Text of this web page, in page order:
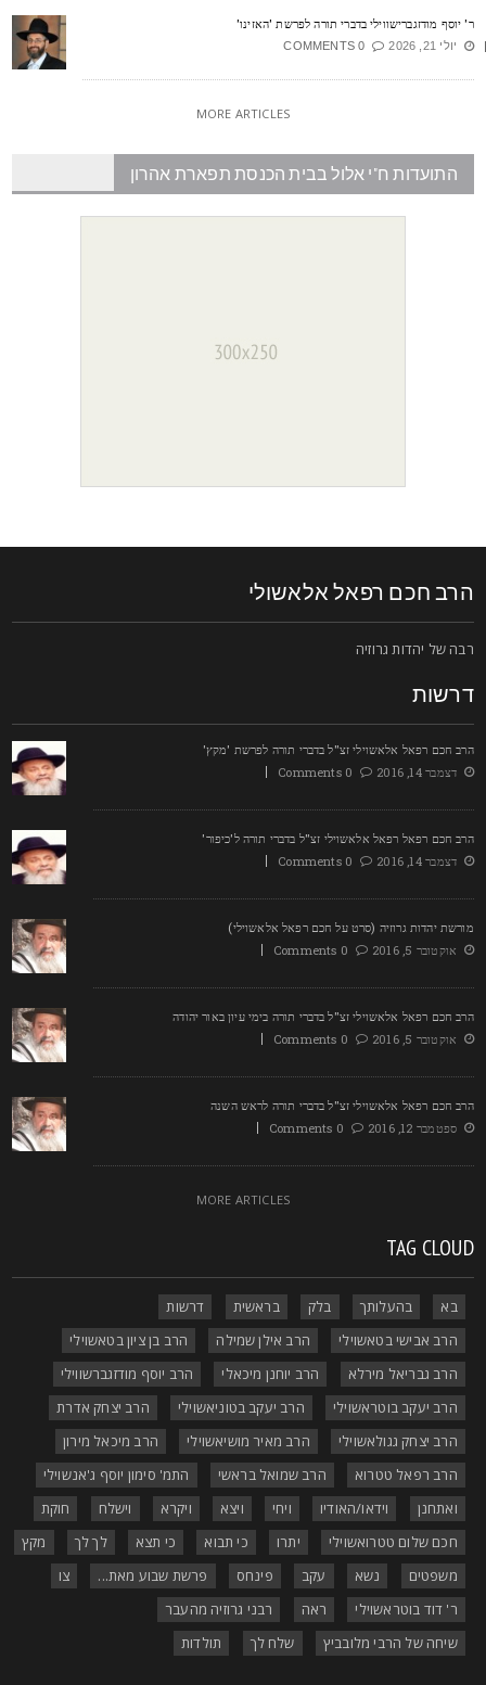
יוסף מודזגברישווילי בדברי תורה לפרשת 'האזינו'
יולי 21, 2026 0 COMMENTS
MORE ARTICLES
התועדות ח"י אלול בבית הכנסת תפארת אהרון
חכם רפאל אלאשולי
של יהדות גרוזיה
חכם רפאל אלאשוילי זצ"ל בדברי תורה לפרשת 'מקץ'
דצמבר 14, 2016
0 Comments
חכם רפאל רפאל אלאשוילי זצ"ל בדברי תורה ל'כיפור'
דצמבר 14, 2016
0 Comments
יהדות גרוזיה (סרט על חכם רפאל אלאשוילי)
אוקטובר 5, 2016
0 Comments
חכם רפאל אלאשוילי זצ"ל בדברי תורה בימי עיון באור יהודה
אוקטובר 5, 2016
0 Comments
חכם רפאל אלאשוילי זצ"ל בדברי תורה לראש השנה
ספטמבר 12, 2016
0 Comments
MORE ARTICLES
TAG
בא בהעלותך בלק בראשית
דרשות
הרב אבישי בטאשוילי
הרב אילן שמילה
הרב בן ציון בטאשוילי
הרב גבריאל מירלא
הרב יוחנן מיכאלי
הרב יוסף מודזגברשווילי
הרב יעקב בוטראשוילי
הרב יעקב בטוניאשוילי
הרב יצחק אדרת
הרב יצחק גגולאשוילי
הרב מאיר מושיאשוילי
הרב מיכאל מירון
הרב רפאל טטרוא
הרב שמואל בראשי
התמ' סימון יוסף ג'אנשוילי
ואתחנן
וידאו/האודיו ויחי ויצא ויקרא וישלח
חוקת
חכם שלום טטרואשוילי
יתרו כי תבוא כי תצא לך לך
מקץ
משפטים
נשא עקב פינחס פרשת שבוע מאת...
ר' דוד בוטראשוילי
ראה
רבני גרוזיה מהעבר
שיחה של הרבי מלובביץ
שלח לך תולדות